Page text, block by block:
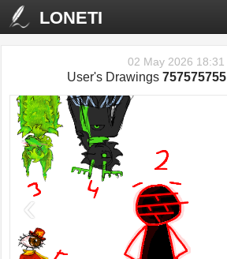
LONETI
02 May 2026 18:31
User's Drawings757575755
‹